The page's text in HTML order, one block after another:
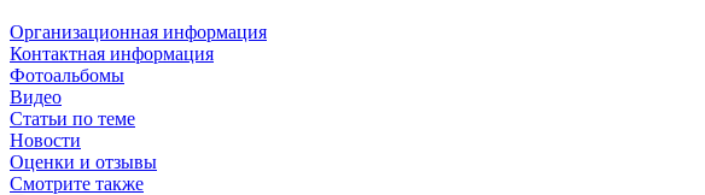
Организационная информация
Контактная информация
Фотоальбомы
Видео
Статьи по теме
Новости
Оценки и отзывы
Смотрите также